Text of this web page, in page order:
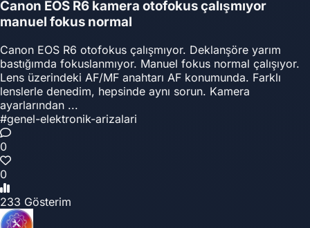
Canon EOS R6 kamera otofokus çalışmıyor
manuel fokus normal
Canon EOS R6 otofokus çalışmıyor. Deklanşöre yarım
bastığımda fokuslanmıyor. Manuel fokus normal çalışıyor.
Lens üzerindeki AF/MF anahtarı AF konumunda. Farklı
lenslerle denedim, hepsinde aynı sorun. Kamera
ayarlarından ...
#genel-elektronik-arizalari
0
0
233 Gösterim